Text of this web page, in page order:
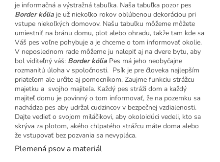
je informačná a výstražná tabuľka. Naša tabuľka pozor pes
Border kólia je už niekoľko rokov obľúbenou dekoráciou pri
vstupe niekoľkých domovov. Našu tabuľku môžeme môžete
umiestniť na bránu domu, plot alebo ohradu, takže tam kde sa
Váš pes voľne pohybuje a je chceme o tom informovať okolie.
V neposlednom rade môžeme ju nalepiť aj na dvere bytu, aby
bol viditeľný váš: Border kólia Pes má jeho neobyčajne
rozmanitú úloha v spoločnosti. Psík je pre človeka najlepším
priateľom ale určite aj pomocníkom. Zaujme funkciu strážcu
majetku a svojho majiteľa. Každý pes stráži dom a každý
majiteľ domu je povinný o tom informovať, že na pozemku sa
nachádza pes aby udržal cudzincov v bezpečnej vzdialenosti.
Dajte vedieť o svojom miláčikovi, aby okoloidúci vedeli, kto sa
skrýva za plotom, akého chlpatého strážcu máte doma alebo
že vstupovať bez pozvania sa nevypláca.
Plemená psov a materiál